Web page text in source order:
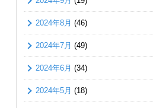
2024年8月 (46)
2024年7月 (49)
2024年6月 (34)
2024年5月 (18)